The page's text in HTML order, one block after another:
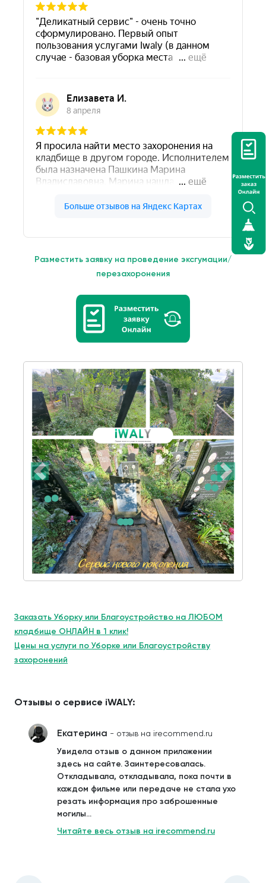
Разместить заявку на проведение эксгумации/
перезахоронения
Заказать Уборку или Благоустройство на ЛЮБОМ
кладбище ОНЛАЙН в 1 клик!
Цены на услуги по Уборке или Благоустройству
захоронений
Отзывы о сервисе iWALY:
Екатерина - отзыв на irecommend.ru
Увидела отзыв о данном приложении
здесь на сайте. Заинтересовалась.
Откладывала, откладывала, пока почти в
каждом фильме или передаче не стала ухо
резать информация про заброшенные
могилы...
Читайте весь отзыв на irecommend.ru